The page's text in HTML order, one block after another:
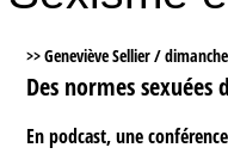
S’abonner à la Lettre !
>> Geneviève Sellier /
Des normes sexuées
En podcast, une